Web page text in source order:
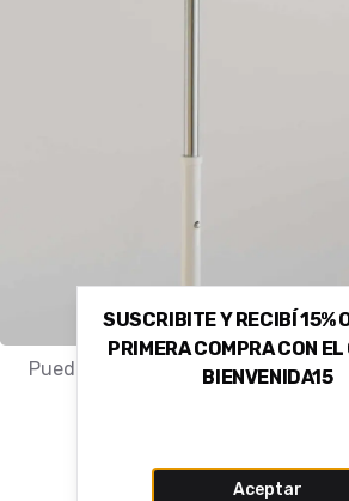
Puede que el producto haya sido
Volver a la
SUSCRIBITE Y RECIBÍ 15%
PRIMERA COMPRA CON
BIENVENIDA15
Aceptar